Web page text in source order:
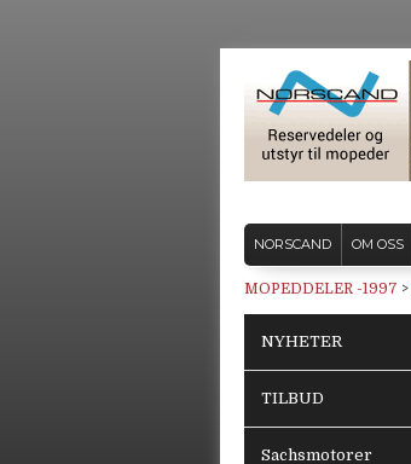
NORSCAND OM OSS
MOPEDDELER -1997 >
NYHETER
TILBUD
Sachsmotorer